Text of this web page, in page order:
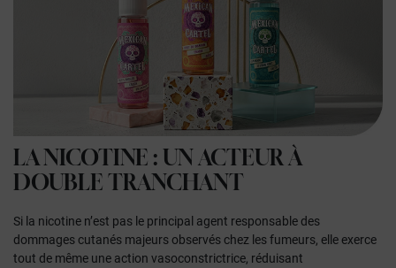
LA NICOTINE : UN ACTEUR À
DOUBLE TRANCHANT
Si la nicotine n’est pas le principal agent responsable des
dommages cutanés majeurs observés chez les fumeurs, elle exerce
tout de même une action vasoconstrictrice, réduisant